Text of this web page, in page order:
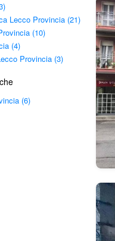
Lecco Provincia (21)
(10)
(4)
Provincia (3)
(6)